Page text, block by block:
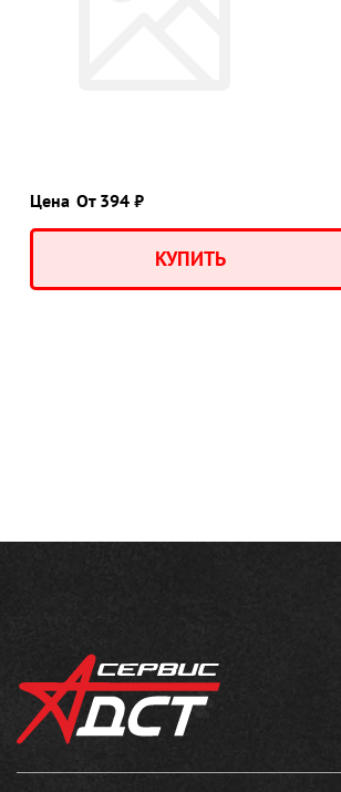
Цена От 394 ₽
КУПИТЬ